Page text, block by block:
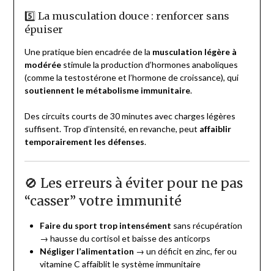
5️⃣ La musculation douce : renforcer sans
épuiser
Une pratique bien encadrée de la musculation légère à
modéréestimule la production d’hormones anaboliques
(comme la testostérone et l’hormone de croissance), qui
soutiennent le métabolisme immunitaire.
Des circuits courts de 30 minutes avec charges légères
suffisent. Trop d’intensité, en revanche, peut affaiblir
temporairement les défenses.
🚫 Les erreurs à éviter pour ne pas
“casser” votre immunité
Faire du sport trop intensément sans récupération
→ hausse du cortisol et baisse des anticorps
Négliger l’alimentation → un déficit en zinc, fer ou
vitamine C affaiblit le système immunitaire